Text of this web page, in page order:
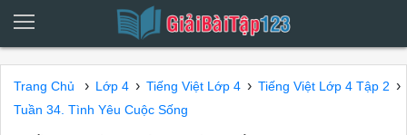
Trang Chủ › Lớp 4 › Tiếng Việt Lớp 4 › Tiếng Việt Lớp 4 Tập 2 ›
Tuần 34. Tình Yêu Cuộc Sống